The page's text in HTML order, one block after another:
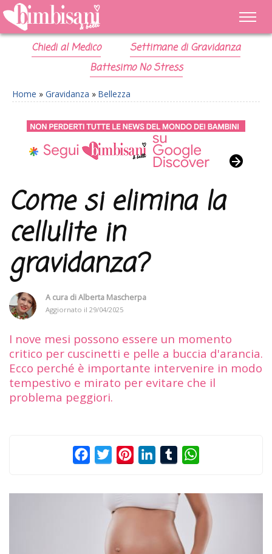
Chiedi al Medico
Settimane di Gravidanza
Battesimo No Stress
Home » Gravidanza » Bellezza
Come si elimina la
cellulite in
gravidanza?
A cura diAlberta Mascherpa
Aggiornato il 29/04/2025
I nove mesi possono essere un momento
critico per cuscinetti e pelle a buccia d'arancia.
Ecco perché è importante intervenire in modo
tempestivo e mirato per evitare che il
problema peggiori.
FacebookTwitterPinterestLinkedInTumblr